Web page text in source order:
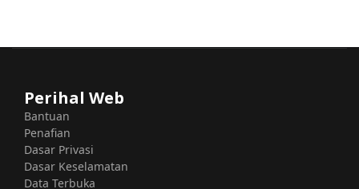
Perihal Web
Bantuan
Penafian
Dasar Privasi
Dasar Keselamatan
Data Terbuka